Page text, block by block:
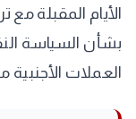
الأيام المقبلة
بشأن السياسة
العملات الأجنبية